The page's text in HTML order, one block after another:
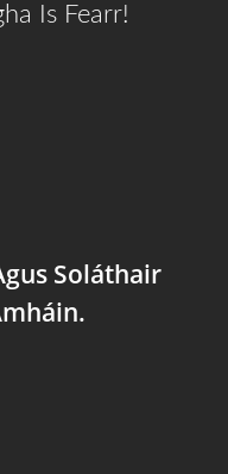
Is Fearr!
Soláthair